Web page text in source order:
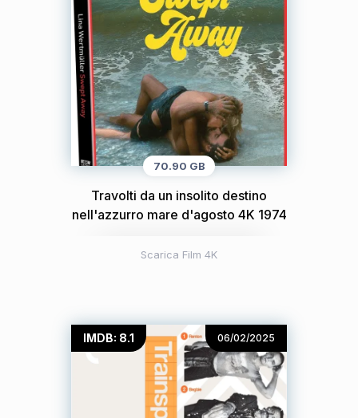
70.90 GB
Travolti da un insolito destino
nell'azzurro mare d'agosto 4K 1974
Scarica Film 4K
IMDB: 8.1 06/02/2025